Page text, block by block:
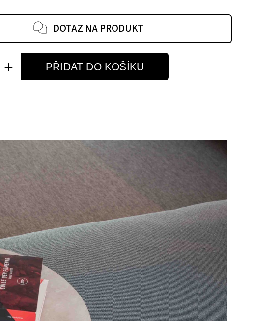
DOTAZ NA PRODUKT
PŘIDAT DO KOŠÍKU